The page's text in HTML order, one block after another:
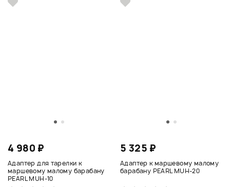
4 980 ₽
Адаптер для тарелки к
маршевому малому барабану
PEARL MUH-10
5 325 ₽
Адаптер к маршевому малому
барабану PEARL MUH-20